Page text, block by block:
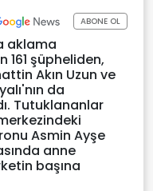
ABONE OL
aklama
şüpheliden,
Akın Uzun ve
da
Tutuklananlar
Asmin Ayşe
anne
başına